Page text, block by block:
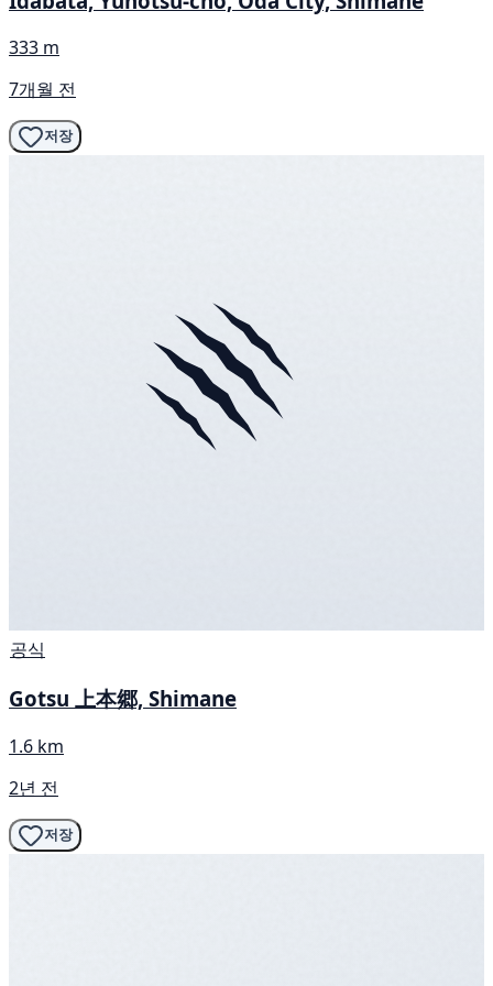
333 m
7개월 전
저장
공식
Gotsu 上本郷, Shimane
1.6 km
2년 전
저장